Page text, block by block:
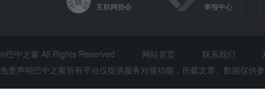
互联网协会
举报中心
©巴中之窗 All Rights Reserved 网站首页 联系我们
免责声明巴中之窗所有平台仅提供服务对接功能，所载文章、数据仅